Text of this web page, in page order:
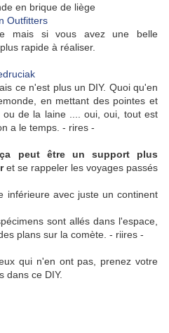
Outfitters
mais si vous avez une belle
rapide à réaliser.
ce n'est plus un DIY. Quoi qu'en
en mettant des pointes et
de la laine .... oui, oui, tout est
a le temps. - rires -
peut être un support plus
et se rappeler les voyages passés
inférieure avec juste un continent
sont allés dans l'espace,
plans sur la comète. - riires -
qui n'en ont pas, prenez votre
dans ce DIY.